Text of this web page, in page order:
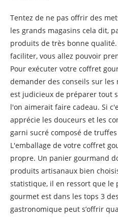
Tentez de ne pas offrir des
les grands magasins cela dit,
produits de très bonne qualité.
faciliter, vous allez pouvoir
Pour exécuter votre coffret
demander des conseils sur
est judicieux de préparer tout
l'on aimerait faire cadeau. Si
apprécie les douceurs et les
garni sucré composé de
L'emballage de votre coffret
propre. Un panier gourmand
produits artisanaux bien
statistique, il en ressort que le
gourmet est dans les tops 3
gastronomique peut s’offrir